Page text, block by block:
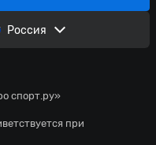
спорт.ру»
при
Россия